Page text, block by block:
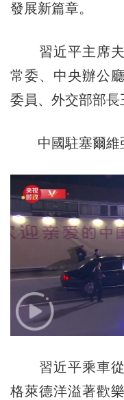
發展新篇章。
習近平主席夫
常委、中央辦公
委員、外交部部長
中國駐塞爾維亞
習近平乘車從
格萊德洋溢著歡